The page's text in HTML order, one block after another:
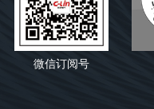
微信订阅号